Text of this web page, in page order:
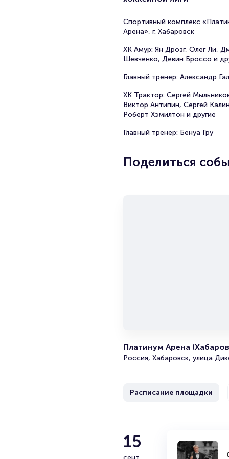
Спортивный комплекс
Арена», г. Хабаровск
ХК Амур: Ян Дрозг, Олег Ли,
Шевченко, Девин Броссо и
Главный тренер: Александр
ХК Трактор: Сергей
Виктор Антипин, Сергей
Роберт Хэмилтон и другие
Главный тренер: Бенуа Гру
Поделиться
Платинум Арена
Россия, Хабаровск, улица
Расписание площадки
19
Матч Амур -
15